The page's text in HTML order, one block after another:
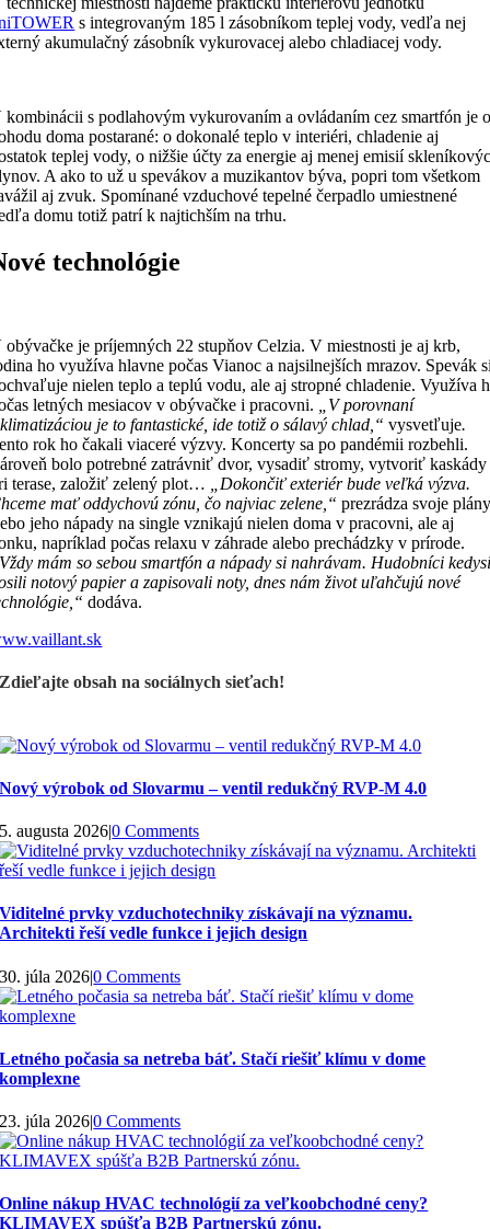
s integrovaným 185 l zásobníkom teplej vody, vedľa nej
akumulačný zásobník vykurovacej alebo chladiacej vody.
kombinácii s podlahovým vykurovaním a ovládaním cez smartfón je
doma postarané: o dokonalé teplo v interiéri, chladenie aj
teplej vody, o nižšie účty za energie aj menej emisií
A ako to už u spevákov a muzikantov býva, popri tom všetkom
aj zvuk. Spomínané vzduchové tepelné čerpadlo umiestnené
domu totiž patrí k najtichším na trhu.
technológie
obývačke je príjemných 22 stupňov Celzia. V miestnosti je aj krb,
ho využíva hlavne počas Vianoc a najsilnejších mrazov. Spevák
nielen teplo a teplú vodu, ale aj stropné chladenie. Využíva
letných mesiacov v obývačke i pracovni.
„V porovnaní
je to fantastické, ide totiž o sálavý chlad,“vysvetľuje.
rok ho čakali viaceré výzvy. Koncerty sa po pandémii rozbehli.
bolo potrebné zatrávniť dvor, vysadiť stromy, vytvoriť kaskády
terase, založiť zelený plot…
„Dokončiť exteriér bude veľká výzva.
mať oddychovú zónu, čo najviac zelene,“prezrádza svoje
jeho nápady na single vznikajú nielen doma v pracovni, ale aj
napríklad počas relaxu v záhrade alebo prechádzky v prírode.
mám so sebou smartfón a nápady si nahrávam. Hudobníci
notový papier a zapisovali noty, dnes nám život uľahčujú nové
dodáva.
Zdieľajte obsah na sociálnych sieťach!
Nový výrobok od Slovarmu – ventil redukčný RVP-M 4.0
5. augusta 2026|0 Comments
Viditelné prvky vzduchotechniky získávají na významu.
Architekti řeší vedle funkce i jejich design
30. júla 2026|0 Comments
Letného počasia sa netreba báť. Stačí riešiť klímu v dome
komplexne
23. júla 2026|0 Comments
Online nákup HVAC technológií za veľkoobchodné ceny?
KLIMAVEX spúšťa B2B Partnerskú zónu.